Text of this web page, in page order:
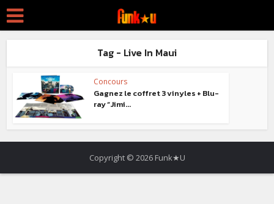
Tag - Live In Maui
Concours
Gagnez le coffret 3 vinyles + Blu-
ray “Jimi...
Copyright © 2026 Funk★U